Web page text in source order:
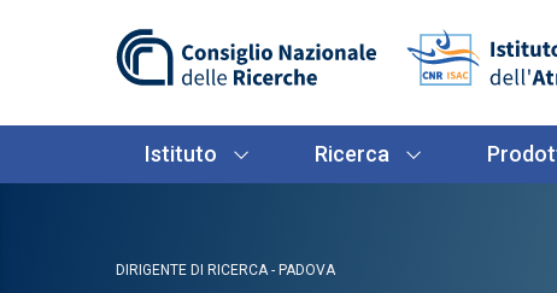
Istituto Ricerca
DIRIGENTE DI RICERCA - PADOVA